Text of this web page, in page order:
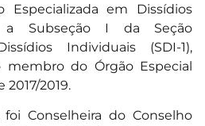
Especializada em Dissídios
a Subseção I da Seção
Individuais (SDI-1),
do Órgão Especial
2017/2019.
foi Conselheira do Conselho